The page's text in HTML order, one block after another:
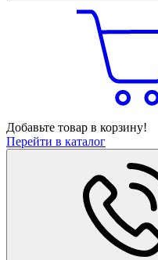
Добавьте товар в корзину!
Перейти в каталог